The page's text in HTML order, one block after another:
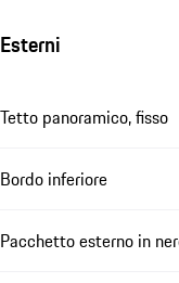
Esterni
Tetto panoramico, fisso
Bordo inferiore
Pacchetto esterno in